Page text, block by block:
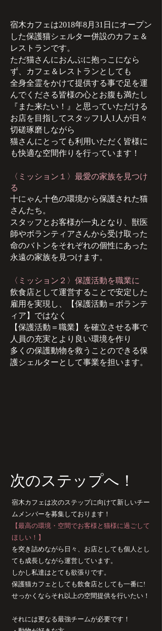
​宿木カフェは2018年8月31日にオープン
した保護猫シェルター併設のカフェ＆
レストランです。
ただ猫さんにおんぶに抱っこになら
ず、カフェ＆レストランとしても
全身全霊をかけて提供する事で足を運
んでくださる皆様の心とお腹も満たし
『また来たい！』と思っていただける
お店を目指してスタッフ1人1人が日々
切磋琢磨しながら
猫さんにとっても利用いただく皆様に
も快適な空間作りを行っています！
〈​ミッション１〉最愛の家族を見つけ
る
十にゃん十色の環境から保護された猫
さんたち。
スタッフとお客様が一丸となり、獣医
師やボランティアさんから受け取った
命のバトンをそれぞれの個性にあった
永遠の家族を見つけます。
〈ミッション２〉保護活動を職業に
飲食店として運営することで安定した
雇用を実現し、【保護活動＝ボランテ
ィア】ではなく
【保護活動＝職業】を確立させる事で
人員の充実とより良い環境を作り
多くの保護動物を救うことのできる保
護シェルターとして事業を担います。
​次のステップへ！
​宿木カフェは次のステップに向けて新しいチー
ムメンバーを募集しております！
【最高の環境・空間でお客様と猫様に過ごして
ほしい！】
を突き詰めながら日々、お店としても個人とし
ても成長しながら運営しています。
しかし私達はとても欲張りです。
保護猫カフェとしても飲食店としても一番に!
せっかく ならそれ以上の空間提供を行いたい！
それには更なる最強チームが必要です！